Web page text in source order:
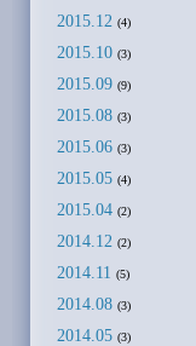
2015.12 (4)
2015.10 (3)
2015.09 (9)
2015.08 (3)
2015.06 (3)
2015.05 (4)
2015.04 (2)
2014.12 (2)
2014.11 (5)
2014.08 (3)
2014.05 (3)